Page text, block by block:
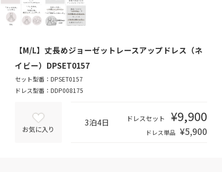
【M/L】丈長めジョーゼットレースアップドレス（ネ
イビー）DPSET0157
セット型番：DPSET0157
ドレス型番：DDP008175
お気に入り
3泊4日 ドレスセット ¥9,900
ドレス単品 ¥5,900